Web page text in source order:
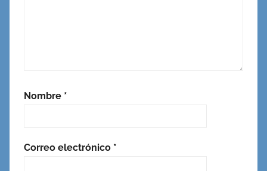
Nombre *
Correo electrónico *